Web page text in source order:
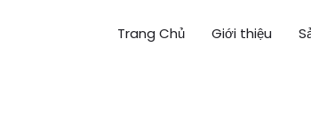
Trang Chủ Giới thiệu